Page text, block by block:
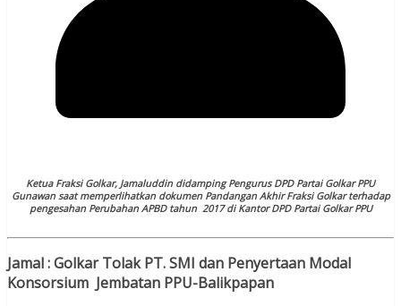
Ketua Fraksi Golkar, Jamaluddin didamping Pengurus DPD Partai Golkar PPU
Gunawan saat memperlihatkan dokumen Pandangan Akhir Fraksi Golkar terhadap
pengesahan Perubahan APBD tahun 2017 di Kantor DPD Partai Golkar PPU
Jamal : Golkar Tolak PT. SMI dan Penyertaan Modal
Konsorsium Jembatan PPU-Balikpapan